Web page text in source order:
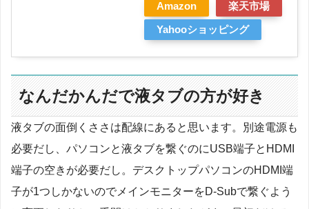
Amazon 楽天市場
Yahooショッピング
なんだかんだで液タブの方が好き
液タブの面倒くささは配線にあると思います。別途電源も
必要だし、パソコンと液タブを繋ぐのにUSB端子とHDMI
端子の空きが必要だし。デスクトップパソコンのHDMI端
子が1つしかないのでメインモニターをD-Subで繋ぐよう